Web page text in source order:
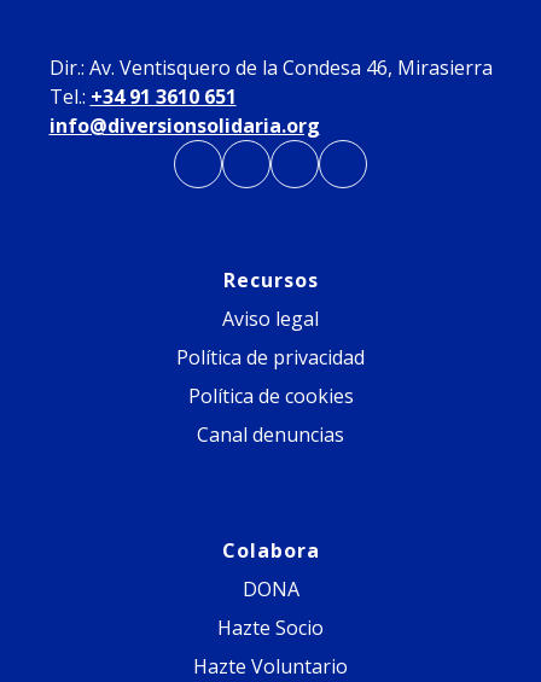
Dir.: Av. Ventisquero de la Condesa 46, Mirasierra
Tel.: +34 91 3610 651
info@diversionsolidaria.org
Recursos
Aviso legal
Política de privacidad
Política de cookies
Canal denuncias
Colabora
DONA
Hazte Socio
Hazte Voluntario